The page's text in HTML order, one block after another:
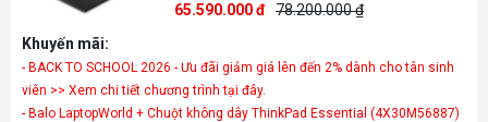
65.590.000 đ 78.200.000 ₫
Khuyến mãi:
- BACK TO SCHOOL 2026 - Ưu đãi giảm giá lên đến 2% dành cho tân sinh
viên >> Xem chi tiết chương trình tại đây.
- Balo LaptopWorld + Chuột không dây ThinkPad Essential (4X30M56887)